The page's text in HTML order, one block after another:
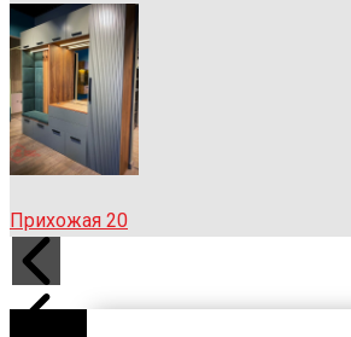
Прихожая 20